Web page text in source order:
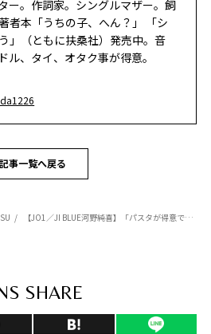
ー。作詞家。シングルマザー。飼
者本「うちの子、へん？」 「シ
」（ともに扶桑社）発売中。音
ル、タイ、オタク事が得意。
記事一覧へ戻る
【JO1／JI BLUE河野純喜】「パスタが得意で、よく（木全）翔也と一緒に料理を作りながら食べています」〈プライベートに迫るインタビュー〉
SHARE